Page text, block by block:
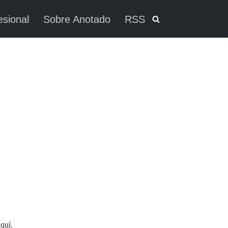
Sobre Anotado RSS